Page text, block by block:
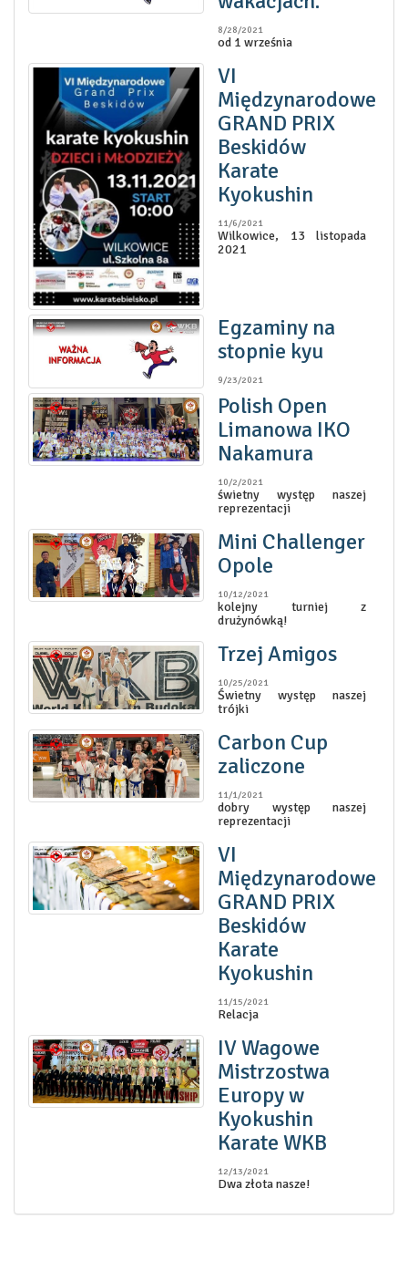
8/28/2021
od 1 września
VI
Międzynarodowe
GRAND PRIX
Beskidów
Karate
Kyokushin
11/6/2021
Wilkowice, 13 listopada
2021
Egzaminy na
stopnie kyu
9/23/2021
Polish Open
Limanowa IKO
Nakamura
10/2/2021
świetny występ naszej
reprezentacji
Mini Challenger
Opole
10/12/2021
kolejny turniej z
drużynówką!
Trzej Amigos
10/25/2021
Świetny występ naszej
trójki
Carbon Cup
zaliczone
11/1/2021
dobry występ naszej
reprezentacji
VI
Międzynarodowe
GRAND PRIX
Beskidów
Karate
Kyokushin
11/15/2021
Relacja
IV Wagowe
Mistrzostwa
Europy w
Kyokushin
Karate WKB
12/13/2021
Dwa złota nasze!